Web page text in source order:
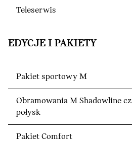
Teleserwis
EDYCJE I PAKIETY
Pakiet sportowy M
Obramowania M Shadowline
połysk
Pakiet Comfort